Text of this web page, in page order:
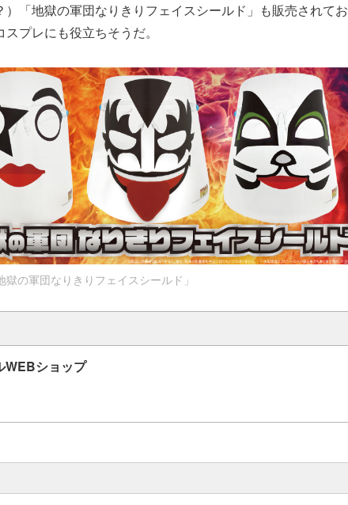
「地獄の軍団なりきりフェイスシールド」も販売されてお
プレにも役立ちそうだ。
獄の軍団なりきりフェイスシールド」
WEBショップ